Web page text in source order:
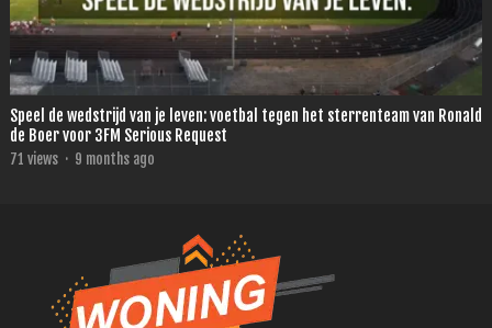
Speel de wedstrijd van je leven: voetbal tegen het sterrenteam van Ronald
de Boer voor 3FM Serious Request
71 views · 9 months ago